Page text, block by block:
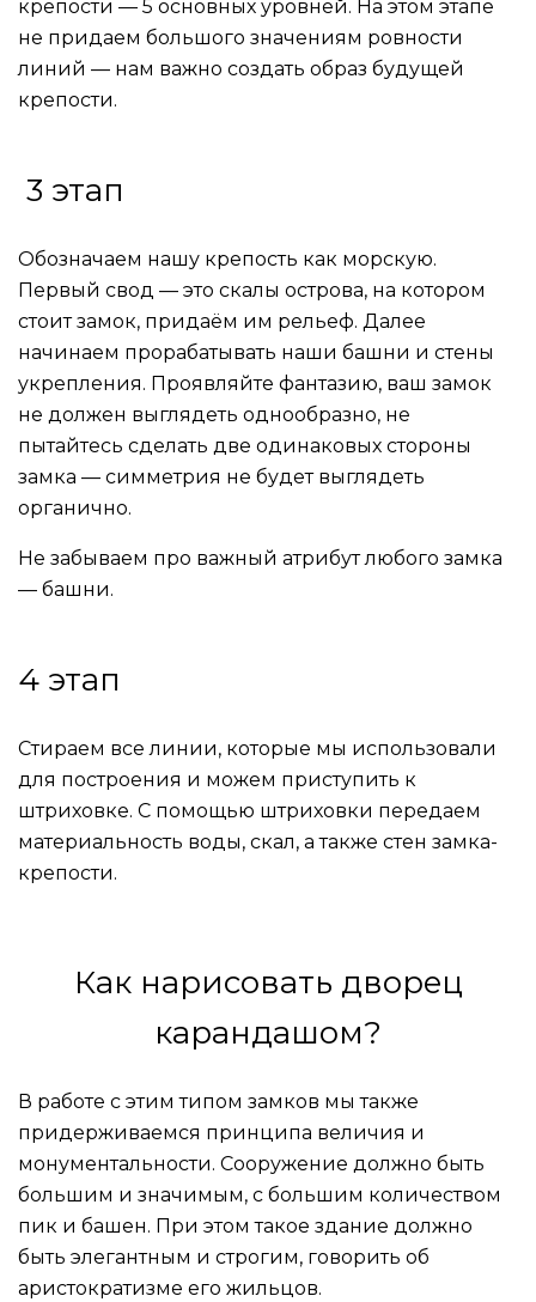
крепости — 5 основных уровней. На этом этапе
не придаем большого значениям ровности
линий — нам важно создать образ будущей
крепости.
3 этап
Обозначаем нашу крепость как морскую.
Первый свод — это скалы острова, на котором
стоит замок, придаём им рельеф. Далее
начинаем прорабатывать наши башни и стены
укрепления. Проявляйте фантазию, ваш замок
не должен выглядеть однообразно, не
пытайтесь сделать две одинаковых стороны
замка — симметрия не будет выглядеть
органично.
Не забываем про важный атрибут любого замка
— башни.
4 этап
Стираем все линии, которые мы использовали
для построения и можем приступить к
штриховке. С помощью штриховки передаем
материальность воды, скал, а также стен замка-
крепости.
Как нарисовать дворец
карандашом?
В работе с этим типом замков мы также
придерживаемся принципа величия и
монументальности. Сооружение должно быть
большим и значимым, с большим количеством
пик и башен. При этом такое здание должно
быть элегантным и строгим, говорить об
аристократизме его жильцов.